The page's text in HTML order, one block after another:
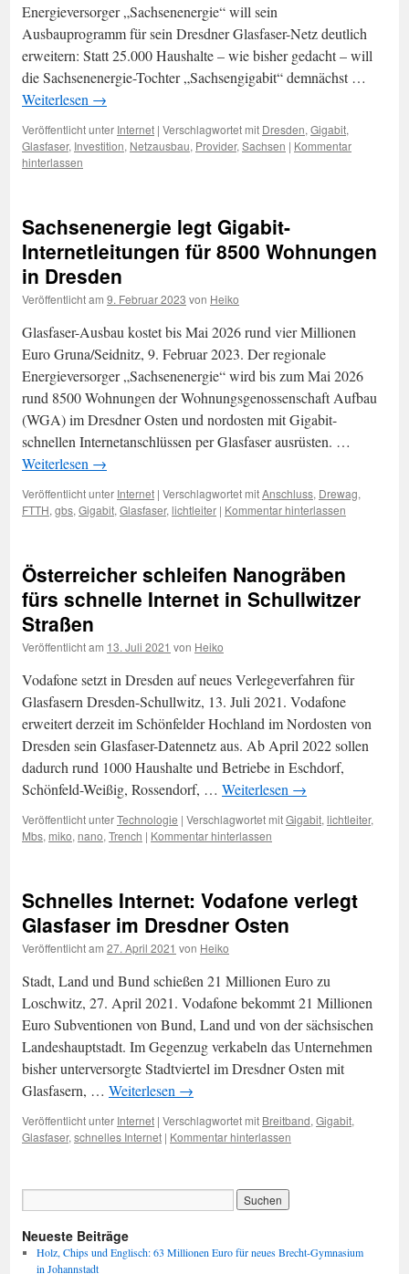
Energieversorger „Sachsenenergie“ will sein
Ausbauprogramm für sein Dresdner Glasfaser-Netz deutlich
erweitern: Statt 25.000 Haushalte – wie bisher gedacht – will
die Sachsenenergie-Tochter „Sachsengigabit“ demnächst …
Weiterlesen →
Veröffentlicht unter Internet | Verschlagwortet mit Dresden, Gigabit,
Glasfaser, Investition, Netzausbau, Provider, Sachsen | Kommentar
hinterlassen
Sachsenenergie legt Gigabit-
Internetleitungen für 8500 Wohnungen
in Dresden
Veröffentlicht am 9. Februar 2023 von Heiko
Glasfaser-Ausbau kostet bis Mai 2026 rund vier Millionen
Euro Gruna/Seidnitz, 9. Februar 2023. Der regionale
Energieversorger „Sachsenenergie“ wird bis zum Mai 2026
rund 8500 Wohnungen der Wohnungsgenossenschaft Aufbau
(WGA) im Dresdner Osten und nordosten mit Gigabit-
schnellen Internetanschlüssen per Glasfaser ausrüsten. …
Weiterlesen →
Veröffentlicht unter Internet | Verschlagwortet mitAnschluss, Drewag,
FTTH, gbs, Gigabit, Glasfaser, lichtleiter | Kommentar hinterlassen
Österreicher schleifen Nanogräben
fürs schnelle Internet in Schullwitzer
Straßen
Veröffentlicht am 13. Juli 2021 von Heiko
Vodafone setzt in Dresden auf neues Verlegeverfahren für
Glasfasern Dresden-Schullwitz, 13. Juli 2021. Vodafone
erweitert derzeit im Schönfelder Hochland im Nordosten von
Dresden sein Glasfaser-Datennetz aus. Ab April 2022 sollen
dadurch rund 1000 Haushalte und Betriebe in Eschdorf,
Schönfeld-Weißig, Rossendorf, … Weiterlesen →
Veröffentlicht unterTechnologie | Verschlagwortet mitGigabit, lichtleiter,
Mbs, miko, nano, Trench | Kommentar hinterlassen
Schnelles Internet: Vodafone verlegt
Glasfaser im Dresdner Osten
Veröffentlicht am 27. April 2021 von Heiko
Stadt, Land und Bund schießen 21 Millionen Euro zu
Loschwitz, 27. April 2021. Vodafone bekommt 21 Millionen
Euro Subventionen von Bund, Land und von der sächsischen
Landeshauptstadt. Im Gegenzug verkabeln das Unternehmen
bisher unterversorgte Stadtviertel im Dresdner Osten mit
Glasfasern, … Weiterlesen →
Veröffentlicht unter Internet | Verschlagwortet mit Breitband, Gigabit,
Glasfaser, schnelles Internet | Kommentar hinterlassen
Neueste Beiträge
Holz, Chips und Englisch: 63 Millionen Euro für neues Brecht-Gymnasium
in Johannstadt